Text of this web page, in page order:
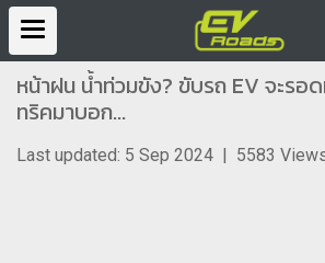
หน้าฝน น้ำท่วมขัง? ขับรถ EV จะรอ
ทริคมาบอก...
Last updated: 5 Sep 2024 | 5583